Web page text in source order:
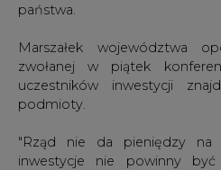
państwa.
Marszałek województwa
zwołanej w piątek
uczestników inwestycji
podmioty.
"Rząd nie da pieniędzy
inwestycje nie powinny